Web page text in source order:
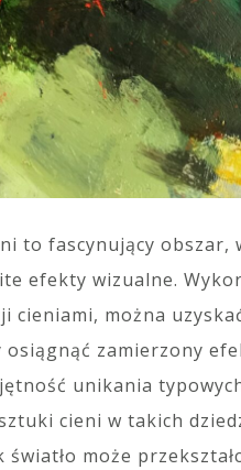
to fascynujący obszar,
efekty wizualne.
cieniami, można
osiągnąć zamierzony
unikania
cieni w takich
światło może